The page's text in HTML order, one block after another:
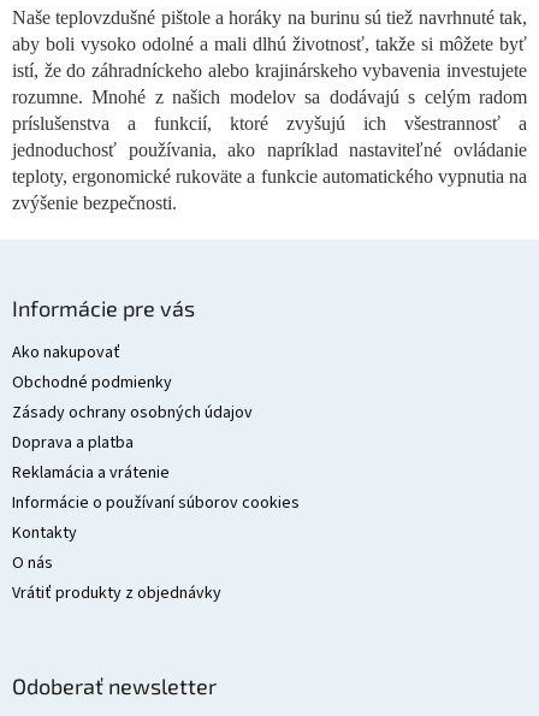
v
ý
p
i
s
u
Naše teplovzdušné pištole a horáky na burinu sú tiež navrhnuté tak,
aby boli vysoko odolné a mali dlhú životnosť, takže si môžete byť
istí, že do záhradníckeho alebo krajinárskeho vybavenia investujete
rozumne. Mnohé z našich modelov sa dodávajú s celým radom
príslušenstva a funkcií, ktoré zvyšujú ich všestrannosť a
jednoduchosť používania, ako napríklad nastaviteľné ovládanie
teploty, ergonomické rukoväte a funkcie automatického vypnutia na
zvýšenie bezpečnosti.
Informácie pre vás
Ako nakupovať
Obchodné podmienky
Zásady ochrany osobných údajov
Doprava a platba
Reklamácia a vrátenie
Informácie o používaní súborov cookies
Kontakty
O nás
Vrátiť produkty z objednávky
Odoberať newsletter